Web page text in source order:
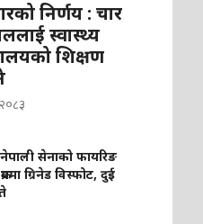
निर्णय : चार
स्वास्थ्य
शिक्षण
नेपाली सेनाको फायरिङ
ग्रिनेड विस्फोट, दुई